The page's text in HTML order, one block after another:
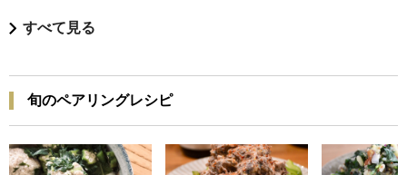
すべて見る
旬のペアリングレシピ